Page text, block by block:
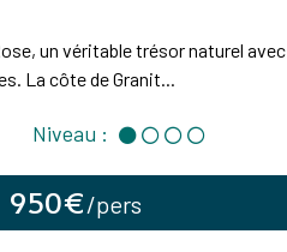
un véritable trésor naturel avec
La côte de Granit...
Niveau :
950€/pers